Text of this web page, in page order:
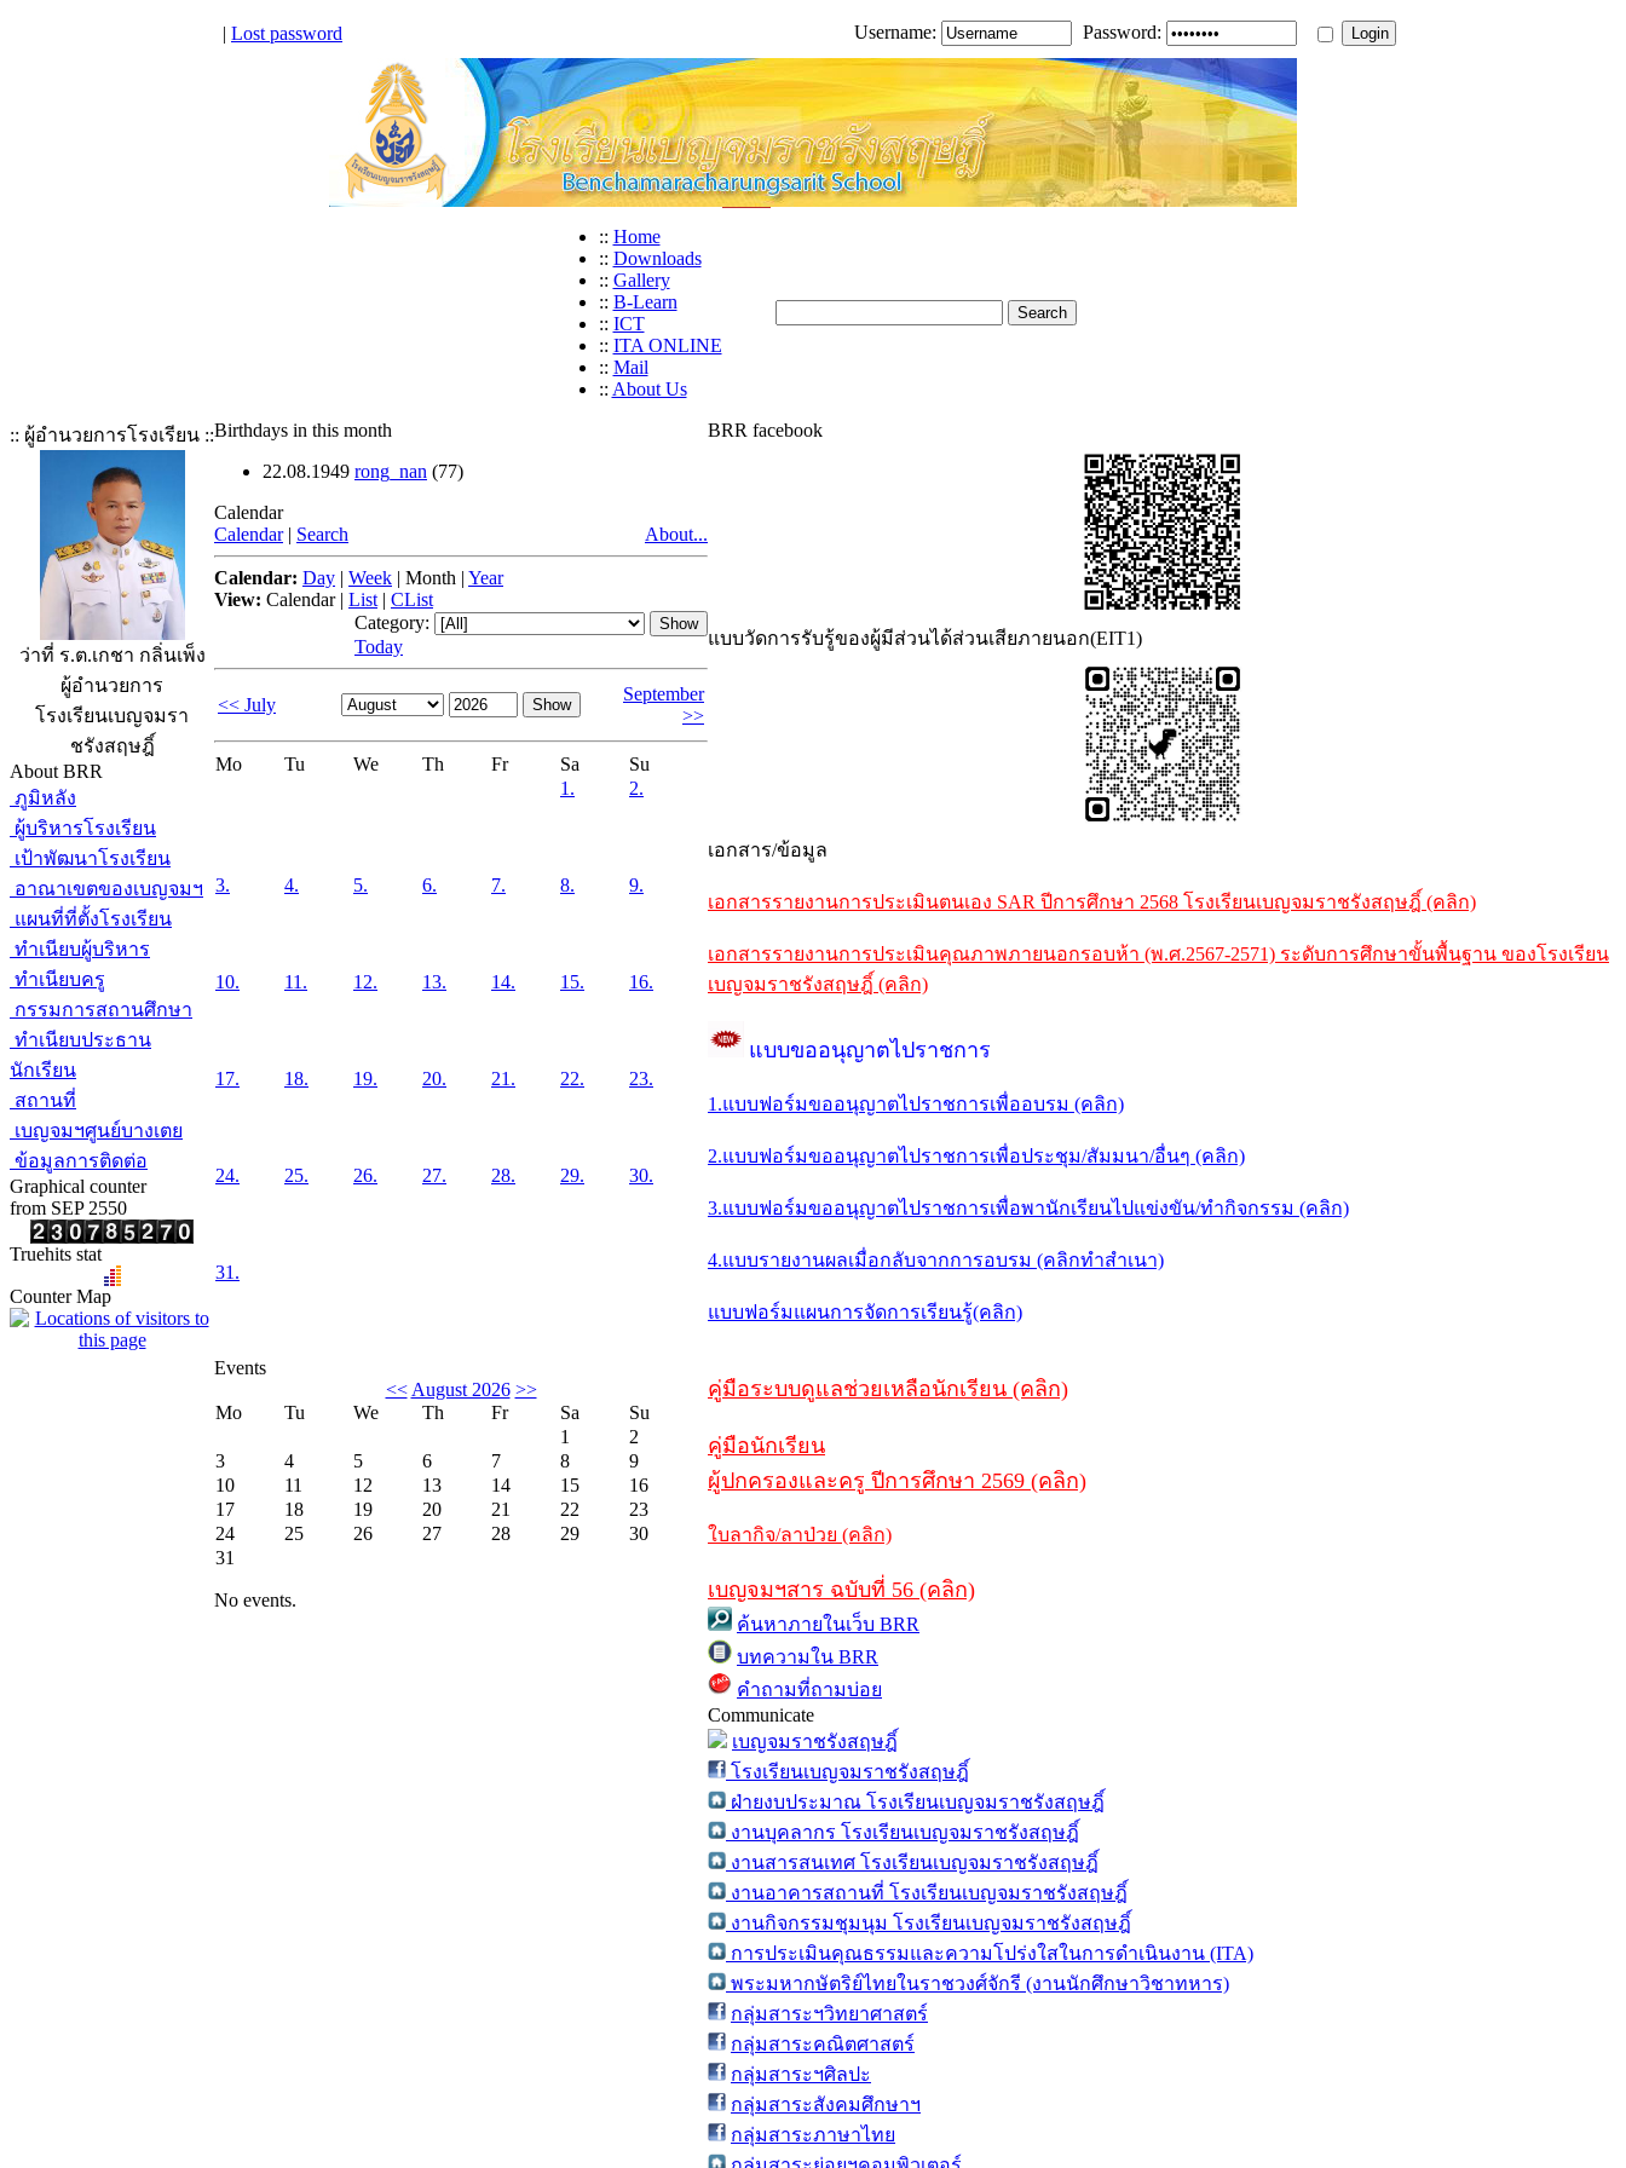
| Lost password Username: Password:
:: Home
:: Downloads
:: Gallery
:: B-Learn
:: ICT
:: ITA ONLINE
:: Mail
:: About Us
:: ผู้อำนวยการโรงเรียน ::
ว่าที่ ร.ต.เกชา กลิ่นเพ็ง
ผู้อำนวยการ
โรงเรียนเบญจมรา
ชรังสฤษฎิ์
About BRR
ภูมิหลัง
ผู้บริหารโรงเรียน
เป้าพัฒนาโรงเรียน
อาณาเขตของเบญจมฯ
แผนที่ที่ตั้งโรงเรียน
ทำเนียบผู้บริหาร
ทำเนียบครู
กรรมการสถานศึกษา
ทำเนียบประธาน
นักเรียน
สถานที่
เบญจมฯศูนย์บางเตย
ข้อมูลการติดต่อ
Graphical counter
from SEP 2550
Truehits stat
Counter Map
Birthdays in this month
22.08.1949 rong_nan (77)
Calendar
Calendar | Search About...
Calendar: Day | Week | Month | Year
View: Calendar| List | CList
Category:
Today
<< July
September
>>
Mo Tu We Th Fr Sa
Su
1.
2.
3. 4. 5. 6. 7. 8. 9.
10. 11. 12. 13. 14. 15. 16.
17. 18. 19. 20. 21. 22. 23.
24. 25. 26. 27. 28. 29. 30.
31.
Events
<< August 2026 >>
Mo
Tu We Th Fr Sa
Su
1
2
3
4 5 6 7 8
9
10
11 12 13 14 15
16
17
18 19 20 21 22
23
24
25 26 27 28 29
30
31
No events.
BRR facebook
แบบวัดการรับรู้ของผู้มีส่วนได้ส่วนเสียภายนอก(EIT1)
เอกสาร/ข้อมูล
เอกสารรายงานการประเมินตนเอง SAR ปีการศึกษา 2568 โรงเรียนเบญจมราชรังสฤษฎิ์ (คลิก)
เอกสารรายงานการประเมินคุณภาพภายนอกรอบห้า (พ.ศ.2567-2571) ระดับการศึกษาขั้นพื้นฐาน ของโรงเรียน
เบญจมราชรังสฤษฎิ์ (คลิก)
แบบขออนุญาตไปราชการ
1.แบบฟอร์มขออนุญาตไปราชการเพื่ออบรม (คลิก)
2.แบบฟอร์มขออนุญาตไปราชการเพื่อประชุม/สัมมนา/อื่นๆ (คลิก)
3.แบบฟอร์มขออนุญาตไปราชการเพื่อพานักเรียนไปแข่งขัน/ทำกิจกรรม (คลิก)
4.แบบรายงานผลเมื่อกลับจากการอบรม (คลิกทำสำเนา)
แบบฟอร์มแผนการจัดการเรียนรู้(คลิก)
คู่มือระบบดูแลช่วยเหลือนักเรียน (คลิก)
คู่มือนักเรียน
ผู้ปกครองและครู ปีการศึกษา 2569 (คลิก)
ใบลากิจ/ลาป่วย (คลิก)
เบญจมฯสาร ฉบับที่ 56 (คลิก)
ค้นหาภายในเว็บ BRR
บทความใน BRR
คำถามที่ถามบ่อย
Communicate
เบญจมราชรังสฤษฎิ์
โรงเรียนเบญจมราชรังสฤษฎิ์
ฝ่ายงบประมาณ โรงเรียนเบญจมราชรังสฤษฎิ์
งานบุคลากร โรงเรียนเบญจมราชรังสฤษฎิ์
งานสารสนเทศ โรงเรียนเบญจมราชรังสฤษฎิ์
งานอาคารสถานที่ โรงเรียนเบญจมราชรังสฤษฎิ์
งานกิจกรรมชุมนุม โรงเรียนเบญจมราชรังสฤษฎิ์
การประเมินคุณธรรมและความโปร่งใสในการดำเนินงาน (ITA)
พระมหากษัตริย์ไทยในราชวงศ์จักรี (งานนักศึกษาวิชาทหาร)
กลุ่มสาระฯวิทยาศาสตร์
กลุ่มสาระคณิตศาสตร์
กลุ่มสาระฯศิลปะ
กลุ่มสาระสังคมศึกษาฯ
กลุ่มสาระภาษาไทย